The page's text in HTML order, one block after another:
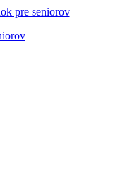
pre seniorov